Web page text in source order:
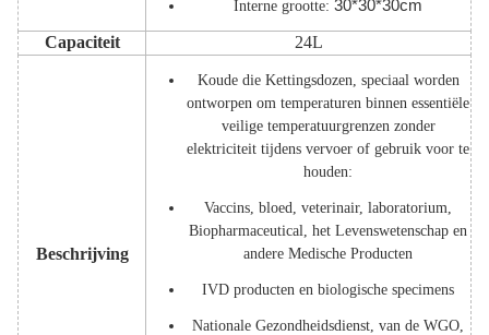
Interne grootte: 30*30*30cm
Capaciteit
24L
Beschrijving
Koude die Kettingsdozen, speciaal worden
ontworpen om temperaturen binnen essentiële
veilige temperatuurgrenzen zonder
elektriciteit tijdens vervoer of gebruik voor te
houden:
Vaccins, bloed, veterinair, laboratorium,
Biopharmaceutical, het Levenswetenschap en
andere Medische Producten
IVD producten en biologische specimens
Nationale Gezondheidsdienst, van de WGO,